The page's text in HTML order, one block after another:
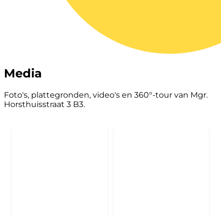
Media
Foto's, plattegronden, video's en 360°-tour van Mgr.
Horsthuisstraat 3 B3.